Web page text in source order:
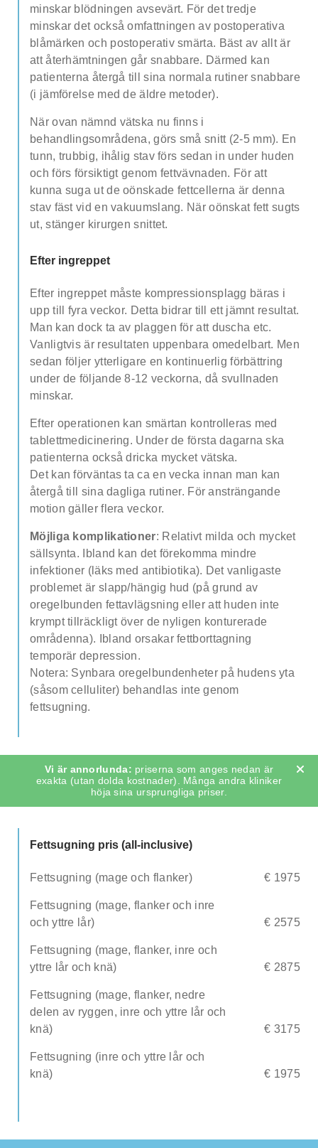
minskar blödningen avsevärt. För det tredje
minskar det också omfattningen av postoperativa
blåmärken och postoperativ smärta. Bäst av allt är
att återhämtningen går snabbare. Därmed kan
patienterna återgå till sina normala rutiner snabbare
(i jämförelse med de äldre metoder).
När ovan nämnd vätska nu finns i
behandlingsområdena, görs små snitt (2-5 mm). En
tunn, trubbig, ihålig stav förs sedan in under huden
och förs försiktigt genom fettvävnaden. För att
kunna suga ut de oönskade fettcellerna är denna
stav fäst vid en vakuumslang. När oönskat fett sugts
ut, stänger kirurgen snittet.
Efter ingreppet
Efter ingreppet måste kompressionsplagg bäras i
upp till fyra veckor. Detta bidrar till ett jämnt resultat.
Man kan dock ta av plaggen för att duscha etc.
Vanligtvis är resultaten uppenbara omedelbart. Men
sedan följer ytterligare en kontinuerlig förbättring
under de följande 8-12 veckorna, då svullnaden
minskar.
Efter operationen kan smärtan kontrolleras med
tablettmedicinering. Under de första dagarna ska
patienterna också dricka mycket vätska.
Det kan förväntas ta ca en vecka innan man kan
återgå till sina dagliga rutiner. För ansträngande
motion gäller flera veckor.
Möjliga komplikationer: Relativt milda och mycket
sällsynta. Ibland kan det förekomma mindre
infektioner (läks med antibiotika). Det vanligaste
problemet är slapp/hängig hud (på grund av
oregelbunden fettavlägsning eller att huden inte
krympt tillräckligt över de nyligen konturerade
områdenna). Ibland orsakar fettborttagning
temporär depression.
Notera: Synbara oregelbundenheter på hudens yta
(såsom celluliter) behandlas inte genom
fettsugning.
priserna som anges nedan är
exakta (utan dolda kostnader). Många andra kliniker
höja sina ursprungliga priser.
Fettsugning pris (all-inclusive)
Fettsugning (mage och flanker) € 1975
Fettsugning (mage, flanker och inre
och yttre lår)
€ 2575
Fettsugning (mage, flanker, inre och
yttre lår och knä)
€ 2875
Fettsugning (mage, flanker, nedre
delen av ryggen, inre och yttre lår och
knä)
€ 3175
Fettsugning (inre och yttre lår och
knä)
€ 1975